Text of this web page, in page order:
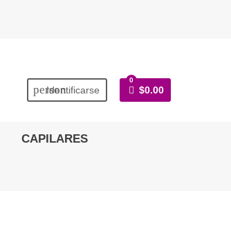
person
Identificarse
0
$0.00
CAPILARES